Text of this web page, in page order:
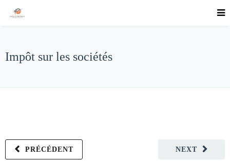
Impôt sur les sociétés
NEXT
PRÉCÉDENT